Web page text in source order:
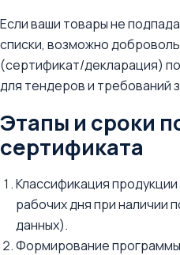
Если ваши товары не
списки, возможно
(сертификат/декларация)
для тендеров и требований
Этапы и сроки
сертификата
Классификация
рабочих дня при наличии
данных).
Формирование